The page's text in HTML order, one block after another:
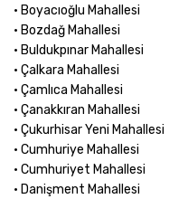
• Boyacıoğlu Mahallesi
• Bozdağ Mahallesi
• Buldukpınar Mahallesi
• Çalkara Mahallesi
• Çamlıca Mahallesi
• Çanakkıran Mahallesi
• Çukurhisar Yeni Mahallesi
• Cumhuriye Mahallesi
• Cumhuriyet Mahallesi
• Danişment Mahallesi